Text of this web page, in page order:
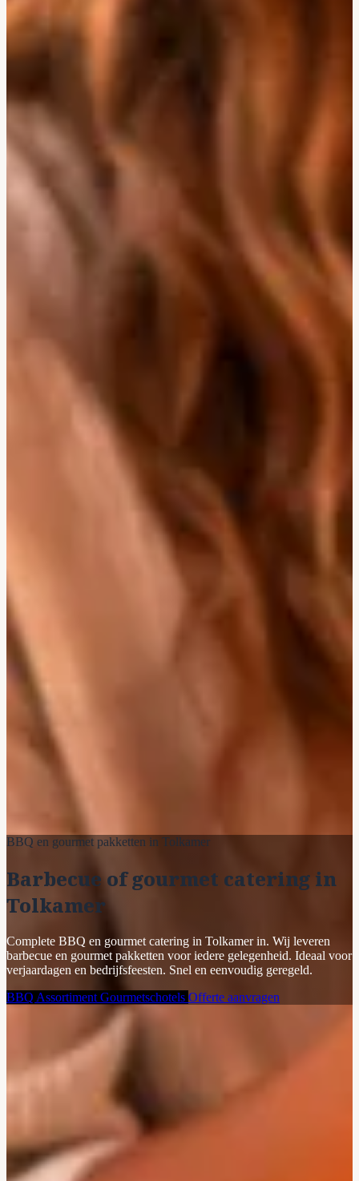
BBQ en gourmet pakketten in Tolkamer
Barbecue of gourmet catering in
Tolkamer
Complete BBQ en gourmet catering in Tolkamer in. Wij leveren
barbecue en gourmet pakketten voor iedere gelegenheid. Ideaal voor
verjaardagen en bedrijfsfeesten. Snel en eenvoudig geregeld.
BBQ Assortiment Gourmetschotels Offerte aanvragen